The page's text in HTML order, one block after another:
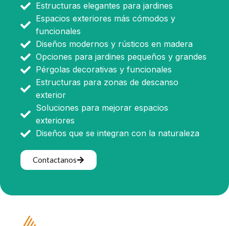
Estructuras elegantes para jardines
Espacios exteriores más cómodos y
funcionales
Diseños modernos y rústicos en madera
Opciones para jardines pequeños y grandes
Pérgolas decorativas y funcionales
Estructuras para zonas de descanso
exterior
Soluciones para mejorar espacios
exteriores
Diseños que se integran con la naturaleza
Contactanos